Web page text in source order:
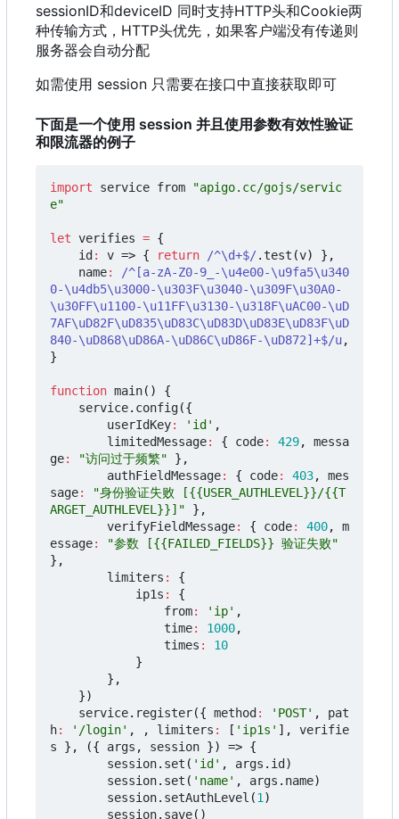
sessionID和deviceID 同时支持HTTP头和Cookie两
种传输方式 ， HTTP头优先 ， 如果客户端没有传递则
服务器会自动分配
如需使用 session 只需要在接口中直接获取即可
下面是一个使用 session 并且使用参数有效性验证
和限流器的例子
import service from
"apigo.cc/gojs/servic
e"
let verifies = {
id : v => { return /^\d+$/. test (v)
},
name:
/^[a-zA-Z0-9_-\u4e00-\u9fa5\u340
0-\u4db5\u3000-\u303F\u3040-\u309F\u30A0-
\u30FF\u1100-\u11FF\u3130-\u318F\uAC00-\uD
7AF\uD82F\uD835\uD83C\uD83D\uD83E\uD83F\uD
840-\uD868\uD86A-\uD86C\uD86F-\uD872]+$/u,
}
function main()
{
service. config({
userIdKey: 'id' ,
limitedMessage: { code: 429,
messa
ge: "访问过于频繁"
},
authFieldMessage: { code: 403,
mes
sage:
"身份验证失败 [{{USER_AUTHLEVEL}}/{{T
ARGET_AUTHLEVEL}}]"
},
verifyFieldMessage: { code: 400,
m
essage:
"参数 [{{FAILED_FIELDS}} 验证失败"
},
limiters :
{
ip1s :
{
from: 'ip' ,
time: 1000,
times :
10
}
},
})
service. register({ method : 'POST' ,
pat
h: '/login' , , limiters : [ 'ip1s' ],
verifie
s
}, ({ args , session }) => {
session. set ( 'id' , args . id )
session. set ( 'name' , args . name)
session. setAuthLevel (1 )
session. save()